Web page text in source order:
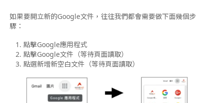
如果要開立新的Google文件，往往我們都會需要做下面幾個步
驟：
點擊Google應用程式
點擊Google文件（等待頁面讀取）
點選新增新空白文件（等待頁面讀取）